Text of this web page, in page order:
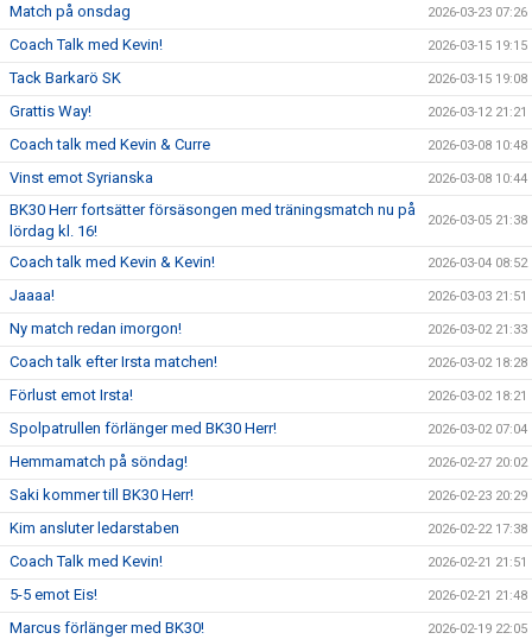
Match på onsdag 2026-03-23 07:26
Coach Talk med Kevin! 2026-03-15 19:15
Tack Barkarö SK 2026-03-15 19:08
Grattis Way! 2026-03-12 21:21
Coach talk med Kevin & Curre 2026-03-08 10:48
Vinst emot Syrianska 2026-03-08 10:44
BK30 Herr fortsätter försäsongen med träningsmatch nu på
lördag kl. 16!
2026-03-05 21:38
Coach talk med Kevin & Kevin! 2026-03-04 08:52
Jaaaa! 2026-03-03 21:51
Ny match redan imorgon! 2026-03-02 21:33
Coach talk efter Irsta matchen! 2026-03-02 18:28
Förlust emot Irsta! 2026-03-02 18:21
Spolpatrullen förlänger med BK30 Herr! 2026-03-02 07:04
Hemmamatch på söndag! 2026-02-27 20:02
Saki kommer till BK30 Herr! 2026-02-23 20:29
Kim ansluter ledarstaben 2026-02-22 17:38
Coach Talk med Kevin! 2026-02-21 21:51
5-5 emot Eis! 2026-02-21 21:48
Marcus förlänger med BK30! 2026-02-19 22:05